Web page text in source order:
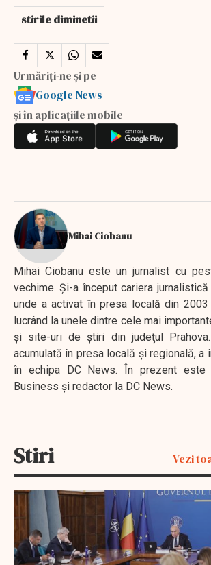
stirile diminetii
Urmăriți-ne și pe
Google News
și în aplicațiile mobile
Mihai Ciobanu
Mihai Ciobanu este un jurnalist cu
vechime. Şi-a început cariera
unde a activat în presa locală din
lucrând la unele dintre cele mai
şi site-uri de ştiri din judeţul
acumulată în presa locală şi regională, a
în echipa DC News. În prezent este
Business şi redactor la DC News.
Stiri Vezi